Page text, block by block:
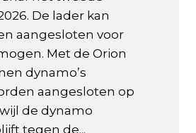
De lader kan
aangesloten voor
Met de Orion
dynamo’s
aangesloten op
de dynamo
tegen de...